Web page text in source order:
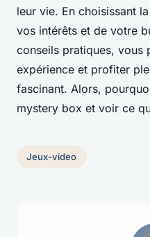
leur vie. En choisissant
vos intérêts et de votre
conseils pratiques, vous
expérience et profiter
fascinant. Alors,
mystery box et voir ce
Jeux-video